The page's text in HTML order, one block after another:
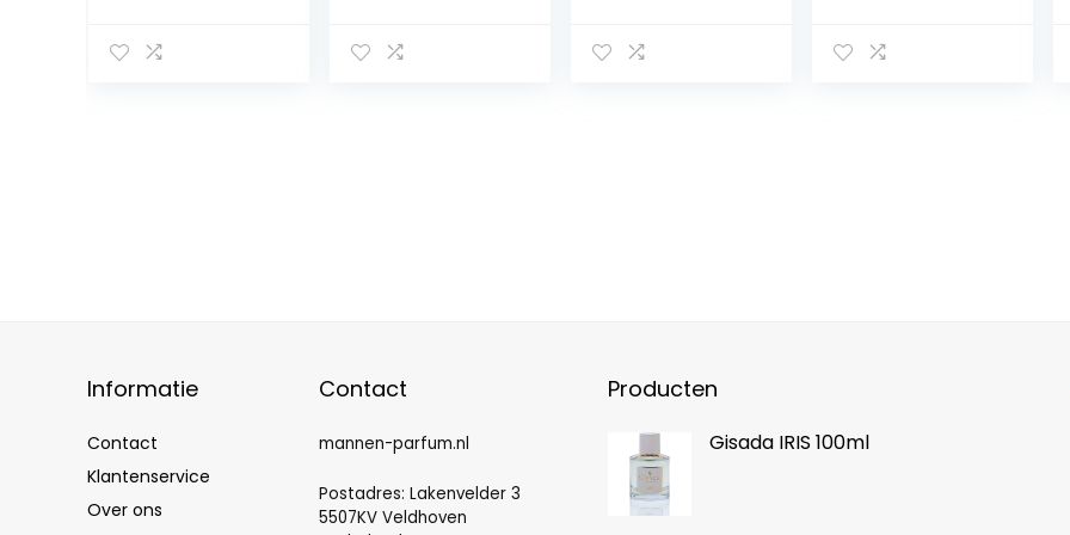
Man
Informatie
Contact
Klantenservice
Over ons
Contact
mannen-parfum.nl
Postadres: Lakenvelder 3
5507KV Veldhoven
Producten
Gisada IRIS 100ml